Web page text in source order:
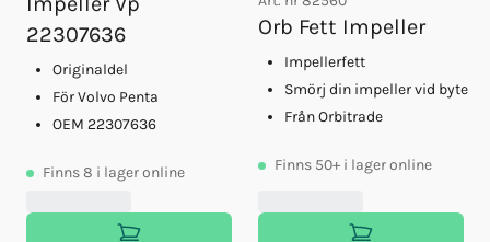
22307636
Originaldel
För Volvo Penta
OEM 22307636
Finns8 i lager online
Orb Fett Impeller
Impellerfett
Smörj din impeller vid byte
Från Orbitrade
Finns 50+ i lager online